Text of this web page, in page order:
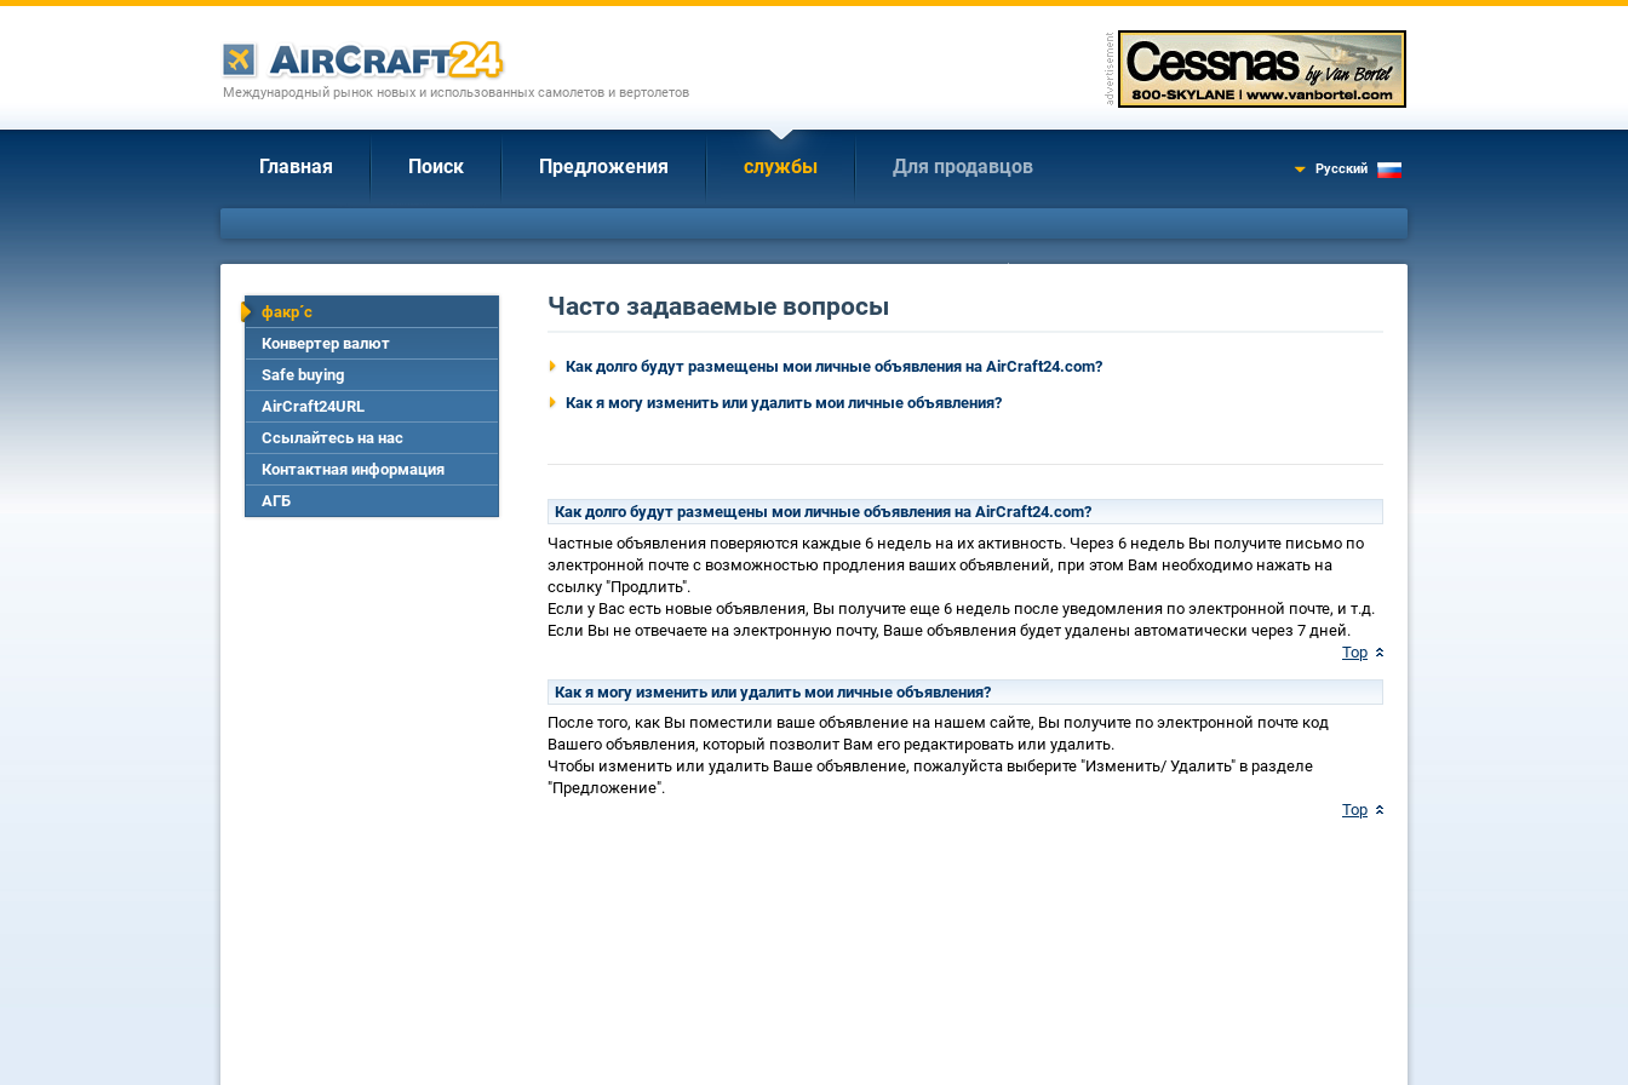
Международный рынок новых и использованных самолетов и вертолетов
Главная Поиск Предложения службы Для продавцов Русский
факр´c
Конвертер валют
Safe buying
AirCraft24URL
Ссылайтесь на нас
Контактная информация
АГБ
Часто задаваемые вопросы
Как долго будут размещены мои личные объявления на AirCraft24.com?
Как я могу изменить или удалить мои личные объявления?
Как долго будут размещены мои личные объявления на AirCraft24.com?
Частные объявления поверяются каждые 6 недель на их активность. Через 6 недель Вы получите письмо по
электронной почте с возможностью продления ваших объявлений, при этом Вам необходимо нажать на
ссылку "Продлить".
Если у Вас есть новые объявления, Вы получите еще 6 недель после уведомления по электронной почте, и т.д.
Если Вы не отвечаете на электронную почту, Ваше объявления будет удалены автоматически через 7 дней.
Top
Как я могу изменить или удалить мои личные объявления?
После того, как Вы поместили ваше объявление на нашем сайте, Вы получите по электронной почте код
Вашего объявления, который позволит Вам его редактировать или удалить.
Чтобы изменить или удалить Ваше объявление, пожалуйста выберите "Изменить/ Удалить" в разделе
"Предложение".
Top